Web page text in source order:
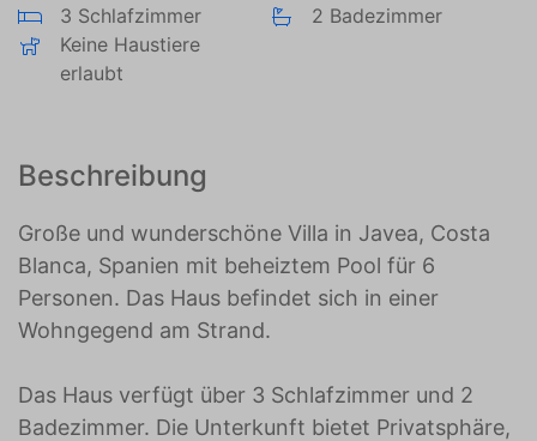
3 Schlafzimmer
2 Badezimmer
Keine Haustiere
erlaubt
Beschreibung
Große und wunderschöne Villa in Javea, Costa
Blanca, Spanien mit beheiztem Pool für 6
Personen. Das Haus befindet sich in einer
Wohngegend am Strand.
Das Haus verfügt über 3 Schlafzimmer und 2
Badezimmer. Die Unterkunft bietet Privatsphäre,